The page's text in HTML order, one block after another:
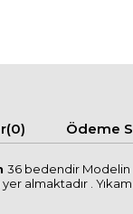
(0) Ödeme
36 bedendir Modelin
almaktadır .